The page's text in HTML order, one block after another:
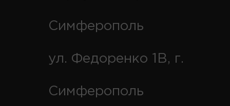
Симферополь
ул. Федоренко 1В, г.
Симферополь